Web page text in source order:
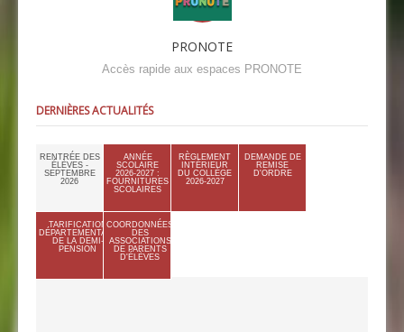
PRONOTE
Accès rapide aux espaces PRONOTE
DERNIÈRES ACTUALITÉS
RENTRÉE DES
ÉLÈVES -
SEPTEMBRE
2026
ANNÉE
SCOLAIRE
2026-2027 :
FOURNITURES
SCOLAIRES
RÈGLEMENT
INTÉRIEUR
DU COLLÈGE
2026-2027
DEMANDE DE
REMISE
D'ORDRE
TARIFICATION
DÉPARTEMENTALE
DE LA DEMI-
PENSION
COORDONNÉES
DES
ASSOCIATIONS
DE PARENTS
D'ÉLÈVES